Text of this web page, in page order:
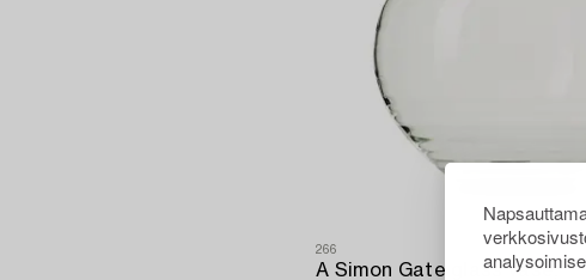
266
A Simon Gate glass vase,